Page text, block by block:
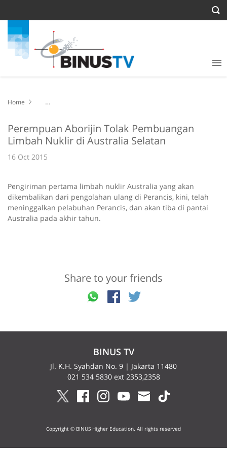
Home
Perempuan Aborijin Tolak Pembuangan
Limbah Nuklir di Australia Selatan
16 Oct 2015
Pengiriman pertama limbah nuklir Australia yang akan
dikembalikan dari pengolahan ulang di Perancis, kini, telah
meninggalkan pelabuhan Perancis, dan akan tiba di pantai
Australia pada akhir tahun.
Share to your friends
BINUS TV
Jl. K.H. Syahdan No. 9 | Jakarta 11480
021 534 5830 ext 2353,2358
Copyright © BINUS Higher Education. All rights reserved